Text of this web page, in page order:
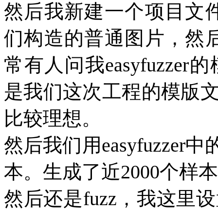
然后我新建一个项目文
们构造的普通图片，然
常有人问我easyfuzzer的
是我们这次工程的模版
比较理想。
然后我们用easyfuzzer中
本。生成了近2000个样
然后还是fuzz ，我这里